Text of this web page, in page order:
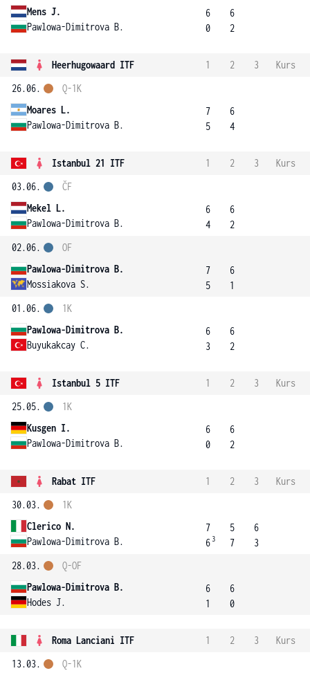
Mens J.
Pawlowa-Dimitrova B.
6
0
6
2
Heerhugowaard ITF 1 2 3
Kurs
26.06.
Moares L.
Pawlowa-Dimitrova B.
Q-1K
7
5
6
4
Istanbul 21 ITF 1 2 3
Kurs
03.06.
Mekel L.
Pawlowa-Dimitrova B.
ČF
6
4
6
2
02.06.
Pawlowa-Dimitrova B.
Mossiakova S.
OF
7
5
6
1
01.06.
Pawlowa-Dimitrova B.
Buyukakcay C.
1K
6
3
6
2
Istanbul 5 ITF 1 2 3
Kurs
25.05.
Kusgen I.
Pawlowa-Dimitrova B.
1K
6
0
6
2
Rabat ITF 1 2 3
Kurs
30.03.
Clerico N.
Pawlowa-Dimitrova B.
1K
7
6 3
5
7
6
3
28.03.
Pawlowa-Dimitrova B.
Hodes J.
Q-OF
6
1
6
0
Roma Lanciani ITF 1 2 3
Kurs
13.03.
Q-1K